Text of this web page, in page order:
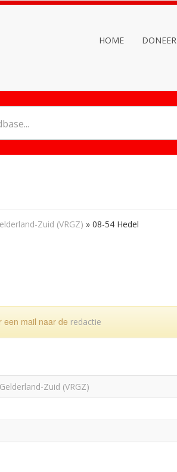
HOME DONEER
Zuid (VRGZ) » 08-54 Hedel
een mail naar de redactie
Zuid (VRGZ)